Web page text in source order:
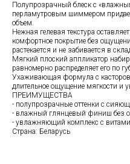
Полупрозрачный блеск с
перламутровым шиммером
объем.
Нежная гелевая текстура
комфортное покрытие без
растекается и не забивается в
Мягкий плоский аппликатор
равномерно распределяет его по
Ухаживающая формула с
длительное ощущение мягкости и
ПРЕИМУЩЕСТВА
- полупрозрачные оттенки с
- влажный глянцевый финиш без
- увлажняющий комплекс с
Страна: Беларусь